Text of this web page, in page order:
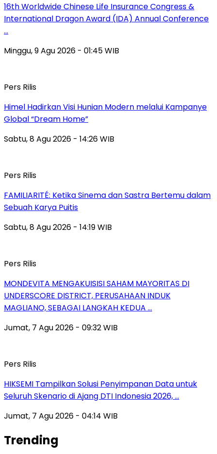
16th Worldwide Chinese Life Insurance Congress &
International Dragon Award (IDA) Annual Conference
…
Minggu, 9 Agu 2026 - 01:45 WIB
Pers Rilis
Himel Hadirkan Visi Hunian Modern melalui Kampanye
Global “Dream Home”
Sabtu, 8 Agu 2026 - 14:26 WIB
Pers Rilis
FAMILIARITÉ: Ketika Sinema dan Sastra Bertemu dalam
Sebuah Karya Puitis
Sabtu, 8 Agu 2026 - 14:19 WIB
Pers Rilis
MONDEVITA MENGAKUISISI SAHAM MAYORITAS DI
UNDERSCORE DISTRICT, PERUSAHAAN INDUK
MAGLIANO, SEBAGAI LANGKAH KEDUA …
Jumat, 7 Agu 2026 - 09:32 WIB
Pers Rilis
HIKSEMI Tampilkan Solusi Penyimpanan Data untuk
Seluruh Skenario di Ajang DTI Indonesia 2026, …
Jumat, 7 Agu 2026 - 04:14 WIB
Trending